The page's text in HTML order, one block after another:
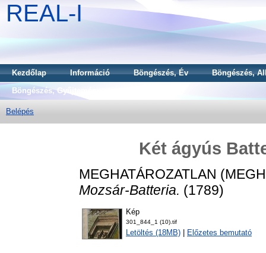
REAL-I
Kezdőlap Információ Böngészés, Év
Böngészés,
Böngészés, Gyűjtemény
Belépés
Két ágyús
MEGHATÁROZATLAN
Mozsár-Batteria. (1789)
Kép
301_844_1 (10).tif
Letöltés (18MB) Előzetes bemutató